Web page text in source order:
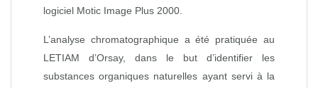
logiciel Motic Image Plus 2000.
L’analyse chromatographique a été pratiquée au
LETIAM d’Orsay, dans le but d’identifier les
substances organiques naturelles ayant servi à la